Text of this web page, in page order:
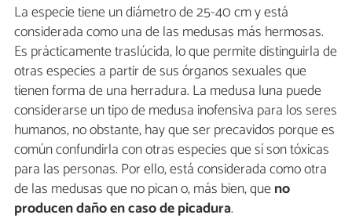
La especie tiene un diámetro de 25-40 cm y está
considerada como una de las medusas más hermosas.
Es prácticamente traslúcida, lo que permite distinguirla de
otras especies a partir de sus órganos sexuales que
tienen forma de una herradura. La medusa luna puede
considerarse un tipo de medusa inofensiva para los seres
humanos, no obstante, hay que ser precavidos porque es
común confundirla con otras especies que sí son tóxicas
para las personas. Por ello, está considerada como otra
de las medusas que no pican o, más bien, queno
producen daño en caso de picadura.